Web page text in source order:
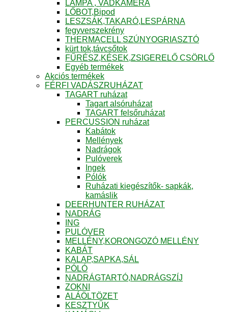
LÁMPA , VADKAMERA
LŐBOT,Bipod
LESZSÁK,TAKARÓ,LESPÁRNA
fegyverszekrény
THERMACELL SZÚNYOGRIASZTÓ
kürt tok,távcsőtok
FŰRÉSZ,KÉSEK,ZSIGERELŐ CSÖRLŐ
Egyéb termékek
Akciós termékek
FÉRFI VADÁSZRUHÁZAT
TAGART ruházat
Tagart alsóruházat
TAGART felsőruházat
PERCUSSION ruházat
Kabátok
Mellények
Nadrágok
Pulóverek
Ingek
Pólók
Ruházati kiegészítők- sapkák,
kamáslik
DEERHUNTER RUHÁZAT
NADRÁG
ING
PULÓVER
MELLÉNY,KORONGOZÓ MELLÉNY
KABÁT
KALAP,SAPKA,SÁL
PÓLÓ
NADRÁGTARTÓ,NADRÁGSZÍJ
ZOKNI
ALÁÖLTÖZET
KESZTYŰK